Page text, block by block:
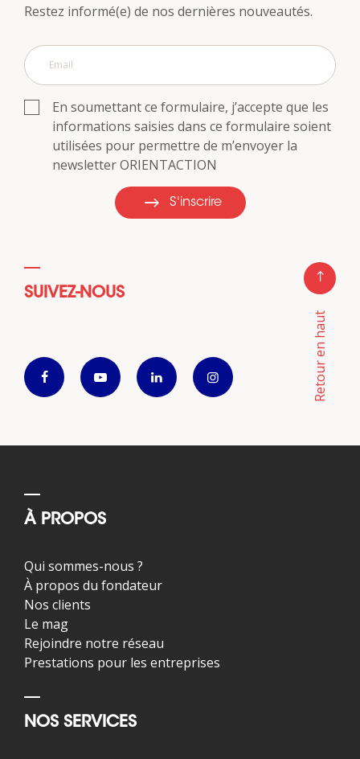
Restez informé(e) de nos dernières nouveautés.
En soumettant ce formulaire, j’accepte que les
informations saisies dans ce formulaire soient
utilisées pour permettre de m’envoyer la
newsletter ORIENTACTION
S'inscrire
SUIVEZ-NOUS
Retour en haut
À PROPOS
Qui sommes-nous ?
À propos du fondateur
Nos clients
Le mag
Rejoindre notre réseau
Prestations pour les entreprises
NOS SERVICES